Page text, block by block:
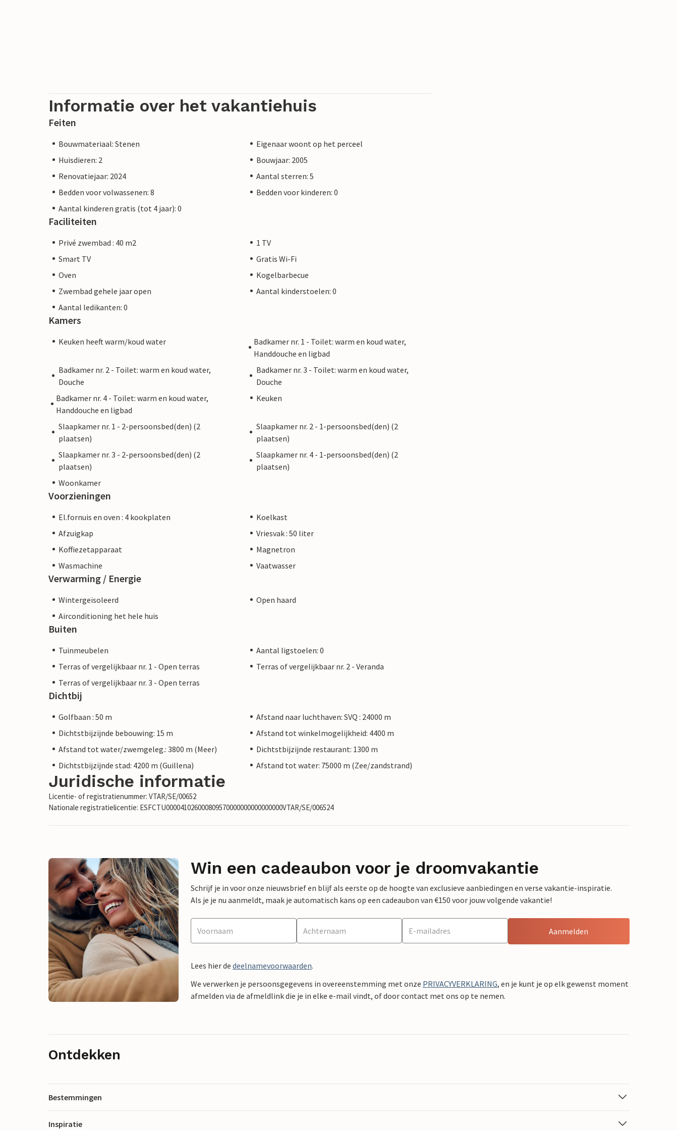
Informatie over het vakantiehuis
Feiten
Bouwmateriaal: Stenen
Eigenaar woont op het perceel
Huisdieren: 2
Bouwjaar: 2005
Renovatiejaar: 2024
Aantal sterren: 5
Bedden voor volwassenen: 8
Bedden voor kinderen: 0
Aantal kinderen gratis (tot 4 jaar): 0
Faciliteiten
Privé zwembad : 40 m2
1 TV
Smart TV
Gratis Wi-Fi
Oven
Kogelbarbecue
Zwembad gehele jaar open
Aantal kinderstoelen: 0
Aantal ledikanten: 0
Kamers
Keuken heeft warm/koud water
Badkamer nr. 1 - Toilet: warm en koud water,
Handdouche en ligbad
Badkamer nr. 2 - Toilet: warm en koud water,
Douche
Badkamer nr. 3 - Toilet: warm en koud water,
Douche
Badkamer nr. 4 - Toilet: warm en koud water,
Handdouche en ligbad
Keuken
Slaapkamer nr. 1 - 2-persoonsbed(den) (2
plaatsen)
Slaapkamer nr. 2 - 1-persoonsbed(den) (2
plaatsen)
Slaapkamer nr. 3 - 2-persoonsbed(den) (2
plaatsen)
Slaapkamer nr. 4 - 1-persoonsbed(den) (2
plaatsen)
Woonkamer
Voorzieningen
El.fornuis en oven : 4 kookplaten
Koelkast
Afzuigkap
Vriesvak : 50 liter
Koffiezetapparaat
Magnetron
Wasmachine
Vaatwasser
Verwarming / Energie
Wintergeïsoleerd
Open haard
Airconditioning het hele huis
Buiten
Tuinmeubelen
Aantal ligstoelen: 0
Terras of vergelijkbaar nr. 1 - Open terras
Terras of vergelijkbaar nr. 2 - Veranda
Terras of vergelijkbaar nr. 3 - Open terras
Dichtbij
Golfbaan : 50 m
Afstand naar luchthaven: SVQ : 24000 m
Dichtstbijzijnde bebouwing: 15 m
Afstand tot winkelmogelijkheid: 4400 m
Afstand tot water/zwemgeleg.: 3800 m (Meer)
Dichtstbijzijnde restaurant: 1300 m
Dichtstbijzijnde stad: 4200 m (Guillena)
Afstand tot water: 75000 m (Zee/zandstrand)
Juridische informatie
Licentie- of registratienummer: VTAR/SE/00652
Nationale registratielicentie: ESFCTU000041026000809570000000000000000VTAR/SE/006524
Win een cadeaubon voor je droomvakantie
Schrijf je in voor onze nieuwsbrief en blijf als eerste op de hoogte van exclusieve aanbiedingen en verse vakantie-inspiratie.
Als je je nu aanmeldt, maak je automatisch kans op een cadeaubon van €150 voor jouw volgende vakantie!
Aanmelden
Lees hier de deelnamevoorwaarden.
We verwerken je persoonsgegevens in overeenstemming met onze PRIVACYVERKLARING, en je kunt je op elk gewenst moment
afmelden via de afmeldlink die je in elke e-mail vindt, of door contact met ons op te nemen.
Ontdekken
Bestemmingen
Inspiratie